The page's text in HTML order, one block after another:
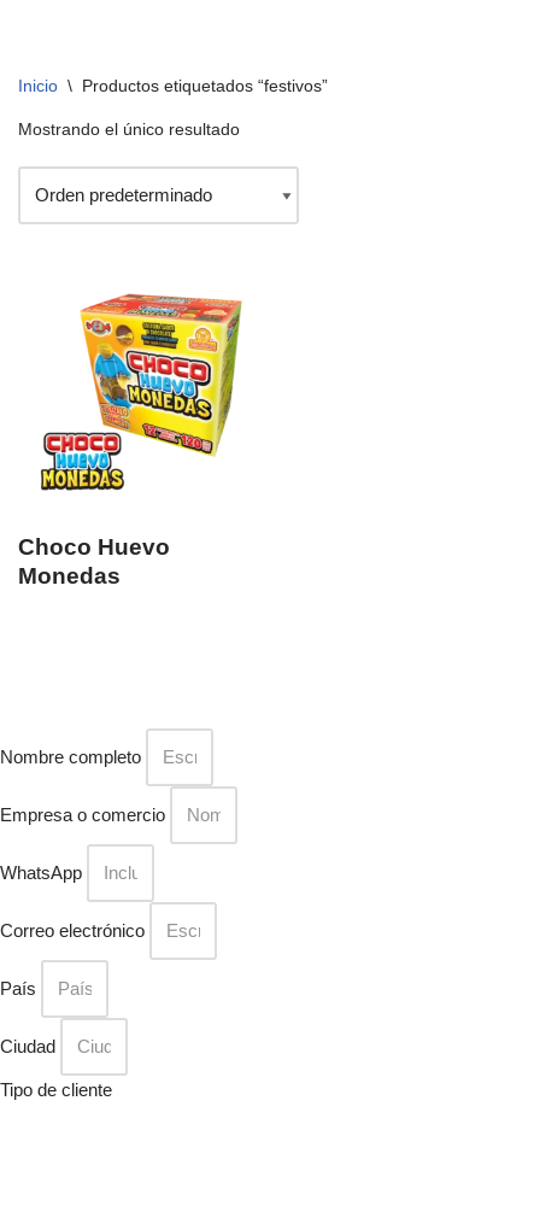
Inicio \ Productos etiquetados “festivos”
Mostrando el único resultado
Choco Huevo
Monedas
Nombre completo
Empresa o comercio
WhatsApp
Correo electrónico
País
Ciudad
Tipo de cliente